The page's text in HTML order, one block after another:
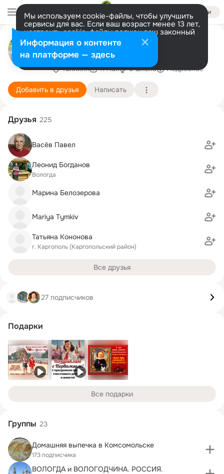
Войти
Мы используем cookie-файлы, чтобы улучшить
сервисы для вас. Если ваш возраст менее 13 лет,
настроить cookie-файлы должен ваш законный
представитель. Больше информации
Разрешить все Настроить
Наталья Шумихина
(Катюжанская)
Таллинн 11 мая 8 школа Подробнее
Добавить в друзья Написать
Друзья 225
Васёв Павел
Леонид Богданов
Вологда
Марина Белозерова
Mariya Tymkiv
Татьяна Кононова
г. Каргополь (Каргопольский район)
Все друзья
27 подписчиков
Подарки
Все подарки
Группы 23
Домашняя выпечка в Комсомольске
173 подписчика
ВОЛОГДА и BОЛОГОДЧИНА. РОССИЯ.
Информация о контенте
на платформе — здесь